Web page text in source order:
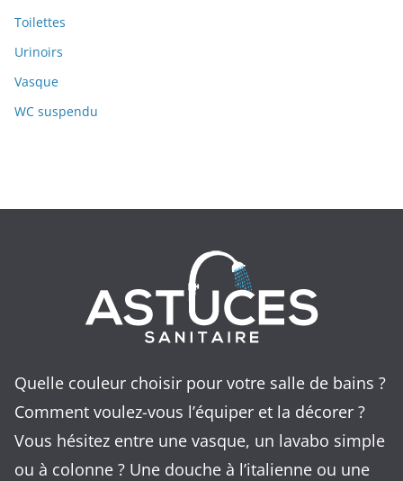
Toilettes
Urinoirs
Vasque
WC suspendu
Quelle couleur choisir pour votre salle de bains ?
Comment voulez-vous l’équiper et la décorer ?
Vous hésitez entre une vasque, un lavabo simple
ou à colonne ? Une douche à l’italienne ou une